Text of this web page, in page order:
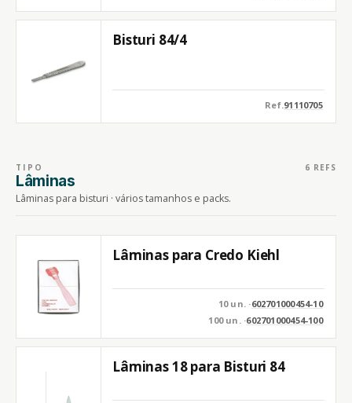
Bisturi 84/4
Ref.91110705
TIPO
Lâminas
Lâminas para bisturi · vários tamanhos e packs.
6 REFS
Lâminas para Credo Kiehl
10 un. ·602701000454-10
100 un. ·602701000454-100
Lâminas 18 para Bisturi 84